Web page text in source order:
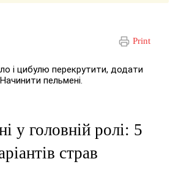
Print
і цибулю перекрутити, додати
пельмені.
у головній ролі: 5
страв